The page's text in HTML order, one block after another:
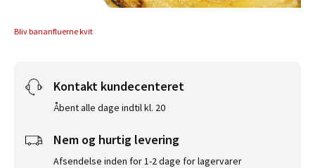
Bliv bananfluerne kvit
Kontakt kundecenteret
Åbent alle dage indtil kl. 20
Nem og hurtig levering
Afsendelse inden for 1-2 dage for lagervarer